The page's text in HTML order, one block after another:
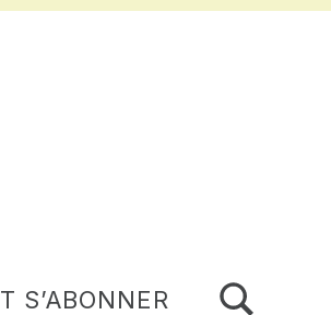
S’ABONNER